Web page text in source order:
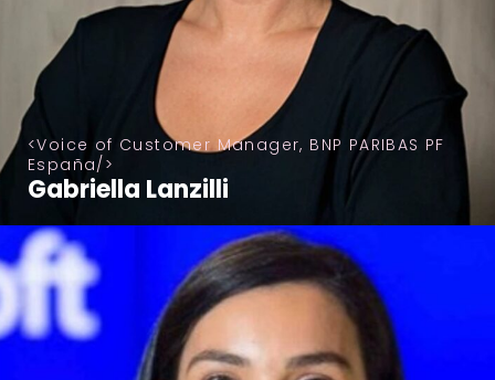
Voice of Customer Manager, BNP PARIBAS PF
España
Gabriella Lanzilli